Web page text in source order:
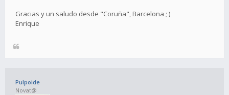
Gracias y un saludo desde "Coruña", Barcelona ; )
Enrique
Pulpoide
Novat@